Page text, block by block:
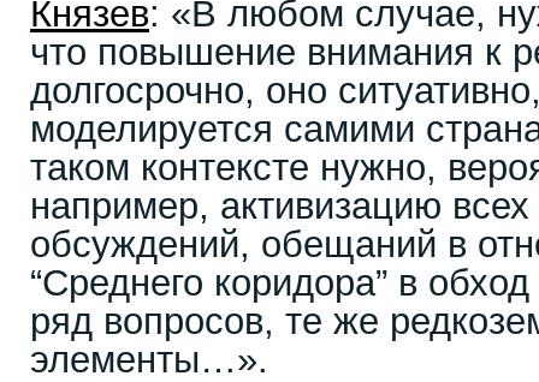
Князев: «В любом случае,
что повышение внимания к
долгосрочно, оно
моделируется самими
таком контексте нужно,
например, активизацию всех
обсуждений, обещаний в
“Среднего коридора” в
ряд вопросов, те же
элементы…».